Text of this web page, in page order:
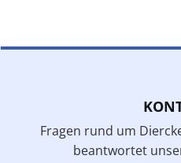
Fragen rund um
beantwortet